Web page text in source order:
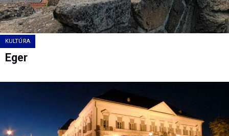
KULTÚRA
Eger